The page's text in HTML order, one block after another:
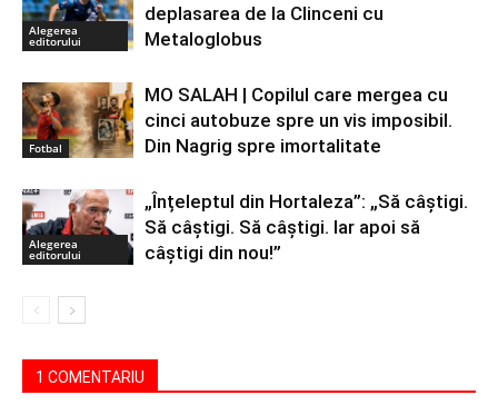
Alegerea
editorului
deplasarea de la Clinceni cu
Metaloglobus
Fotbal
MO SALAH | Copilul care mergea cu
cinci autobuze spre un vis imposibil.
Din Nagrig spre imortalitate
Alegerea
editorului
„Înțeleptul din Hortaleza”: „Să câștigi.
Să câștigi. Să câștigi. Iar apoi să
câștigi din nou!”
1 COMENTARIU